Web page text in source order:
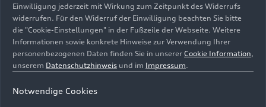
Das größte Q in seiner besten
Form – der neue Audi Q8 SUV
Audi aktualisiert das Flaggschiff der Q-Familie
Das überarbeitete Außendesign mit neuer Front-
Einwilligung jederzeit mit Wirkung zum Zeitpunkt des Widerrufs
widerrufen. Für den Widerruf der Einwilligung beachten Sie bitte
die "Cookie-Einstellungen" in der Fußzeile der Webseite. Weitere
Informationen sowie konkrete Hinweise zur Verwendung Ihrer
personenbezogenen Daten finden Sie in unserer Cookie Information,
unserem Datenschutzhinweis und im Impressum.
Notwendige Cookies